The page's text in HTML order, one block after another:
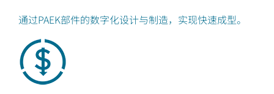
通过PAEK部件的数字化设计与制造，实现快速成型。